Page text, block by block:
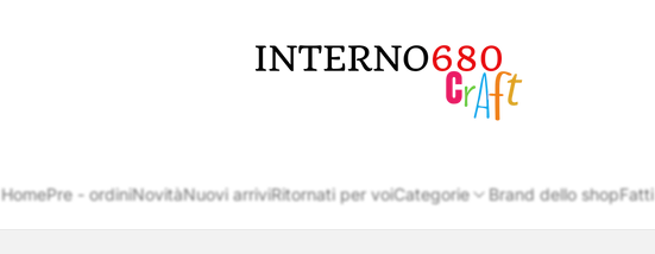
del
negozio
HomePre - ordiniNovitàNuovi arriviRitornati per voiCategorie Brand dello shop